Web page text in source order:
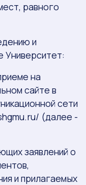
равного
и
Университет:
на
сайте в
сети
(далее -
заявлений о
и прилагаемых